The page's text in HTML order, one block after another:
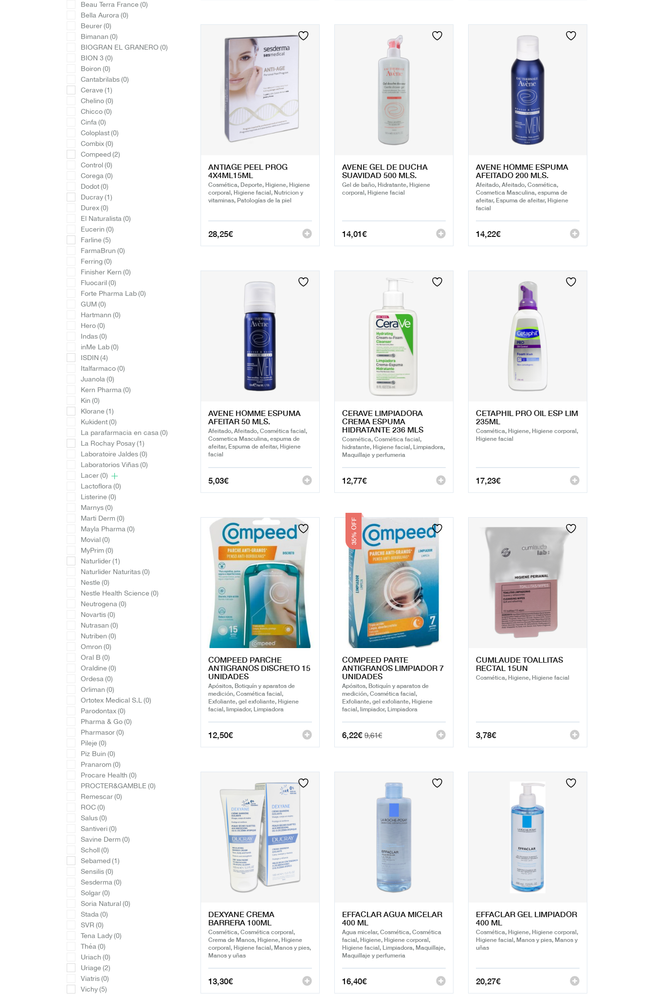
Beau Terra France(0)
Bella Aurora(0)
Beurer(0)
Bimanan(0)
BIOGRAN EL GRANERO(0)
BION 3(0)
Boiron(0)
Cantabrilabs(0)
Cerave(1)
Chelino(0)
Chicco(0)
Cinfa(0)
Coloplast(0)
Combix(0)
Compeed(2)
Control(0)
Corega(0)
Dodot(0)
Ducray(1)
Durex(0)
El Naturalista(0)
Eucerin(0)
Farline(5)
FarmaBrun(0)
Ferring(0)
Finisher Kern(0)
Fluocaril(0)
Forte Pharma Lab(0)
GUM(0)
Hartmann(0)
Hero(0)
Indas(0)
inMe Lab(0)
ISDIN(4)
Italfarmaco(0)
Juanola(0)
Kern Pharma(0)
Kin(0)
Klorane(1)
Kukident(0)
La parafarmacia en casa(0)
La Rochay Posay(1)
Laboratoire Jaldes(0)
Laboratorios Viñas(0)
Lacer(0)
Lactoflora(0)
Listerine(0)
Marnys(0)
Marti Derm(0)
Mayla Pharma(0)
Movial(0)
MyPrim(0)
Naturlider(1)
Naturlider Naturitas(0)
Nestle(0)
Nestle Health Science(0)
Neutrogena(0)
Novartis(0)
Nutrasan(0)
Nutriben(0)
Omron(0)
Oral B(0)
Oraldine(0)
Ordesa(0)
Orliman(0)
Ortotex Medical S.L(0)
Parodontax(0)
Pharma & Go(0)
Pharmasor(0)
Pileje(0)
Piz Buin(0)
Pranarom(0)
Procare Health(0)
PROCTER&GAMBLE(0)
Remescar(0)
ROC(0)
Salus(0)
Santiveri(0)
Savine Derm(0)
Scholl(0)
Sebamed(1)
Sensilis(0)
Sesderma(0)
Solgar(0)
Soria Natural(0)
Stada(0)
SVR(0)
Tena Lady(0)
Théa(0)
Uriach(0)
Uriage(2)
Viatris(0)
Vichy(5)
ANTIAGE PEEL PROG
4X4ML15ML
Cosmética, Deporte, Higiene, Higiene
corporal, Higiene facial, Nutricion y
vitaminas, Patologías de la piel
28,25€
AVENE GEL DE DUCHA
SUAVIDAD 500 MLS.
Gel de baño, Hidratante, Higiene
corporal, Higiene facial
14,01€
AVENE HOMME ESPUMA
AFEITADO 200 MLS.
Afeitado, Afeitado, Cosmética,
Cosmetica Masculina, espuma de
afeitar, Espuma de afeitar, Higiene
facial
14,22€
AVENE HOMME ESPUMA
AFEITAR 50 MLS.
Afeitado, Afeitado, Cosmética facial,
Cosmetica Masculina, espuma de
afeitar, Espuma de afeitar, Higiene
facial
5,03€
CERAVE LIMPIADORA
CREMA ESPUMA
HIDRATANTE 236 MLS
Cosmética, Cosmética facial,
hidratante, Higiene facial, Limpiadora,
Maquillaje y perfumeria
12,77€
CETAPHIL PRO OIL ESP LIM
235ML
Cosmética, Higiene, Higiene corporal,
Higiene facial
17,23€
COMPEED PARCHE
ANTIGRANOS DISCRETO 15
UNIDADES
Apósitos, Botiquín y aparatos de
medición, Cosmética facial,
Exfoliante, gel exfoliante, Higiene
facial, limpiador, Limpiadora
12,50€
35% OFF
COMPEED PARTE
ANTIGRANOS LIMPIADOR 7
UNIDADES
Apósitos, Botiquín y aparatos de
medición, Cosmética facial,
Exfoliante, gel exfoliante, Higiene
facial, limpiador, Limpiadora
9,61€
6,22€
CUMLAUDE TOALLITAS
RECTAL 15UN
Cosmética, Higiene, Higiene facial
3,78€
DEXYANE CREMA
BARRERA 100ML
Cosmética, Cosmética corporal,
Crema de Manos, Higiene, Higiene
corporal, Higiene facial, Manos y pies,
Manos y uñas
13,30€
EFFACLAR AGUA MICELAR
400 ML
Agua micelar, Cosmética, Cosmética
facial, Higiene, Higiene corporal,
Higiene facial, Limpiadora, Maquillaje,
Maquillaje y perfumeria
16,40€
EFFACLAR GEL LIMPIADOR
400 ML
Cosmética, Higiene, Higiene corporal,
Higiene facial, Manos y pies, Manos y
uñas
20,27€